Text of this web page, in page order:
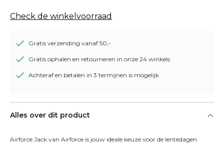
Check de winkelvoorraad
Gratis verzending vanaf 50,-
Gratis ophalen en retourneren in onze 24 winkels
Achteraf en betalen in 3 termijnen is mogelijk
Alles over dit product
Airforce Jack van Airforce is jouw ideale keuze voor de lentedagen.